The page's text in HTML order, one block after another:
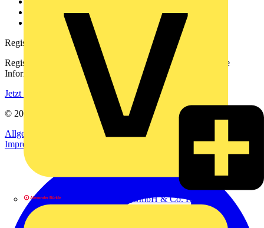
Alexander Bürkle GmbH & Co. KG
Häufig gestellte Fragen
voltimum.com
Registrierung
Registrieren Sie sich kostenlos und erhalten Sie stets aktuelle
Informationen aus der Elektroindustrie.
Jetzt registrieren
© 2002-
Allgemeine Geschäftsbedingungen
Datenschutzerklärung
Impressum